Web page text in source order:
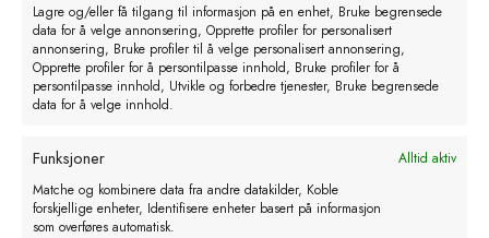
Lagre og/eller få tilgang til informasjon på en enhet, Bruke begrensede
data for å velge annonsering, Opprette profiler for personalisert
annonsering, Bruke profiler til å velge personalisert annonsering,
Opprette profiler for å persontilpasse innhold, Bruke profiler for å
persontilpasse innhold, Utvikle og forbedre tjenester, Bruke begrensede
data for å velge innhold.
Funksjoner
Alltid aktiv
Matche og kombinere data fra andre datakilder, Koble
forskjellige enheter, Identifisere enheter basert på informasjon
som overføres automatisk.